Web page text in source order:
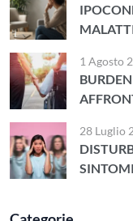
1 Agosto
28 Luglio